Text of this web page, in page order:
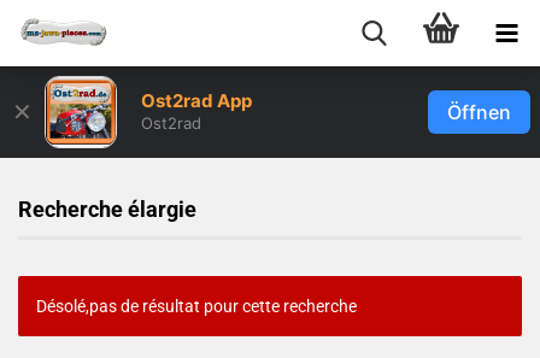
✕ Ost2rad App
Ost2rad Öffnen
Recherche élargie
Désolé,pas de résultat pour cette recherche